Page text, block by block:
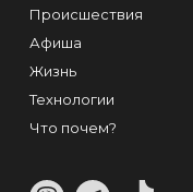
Происшествия
Афиша
Жизнь
Технологии
Что почем?